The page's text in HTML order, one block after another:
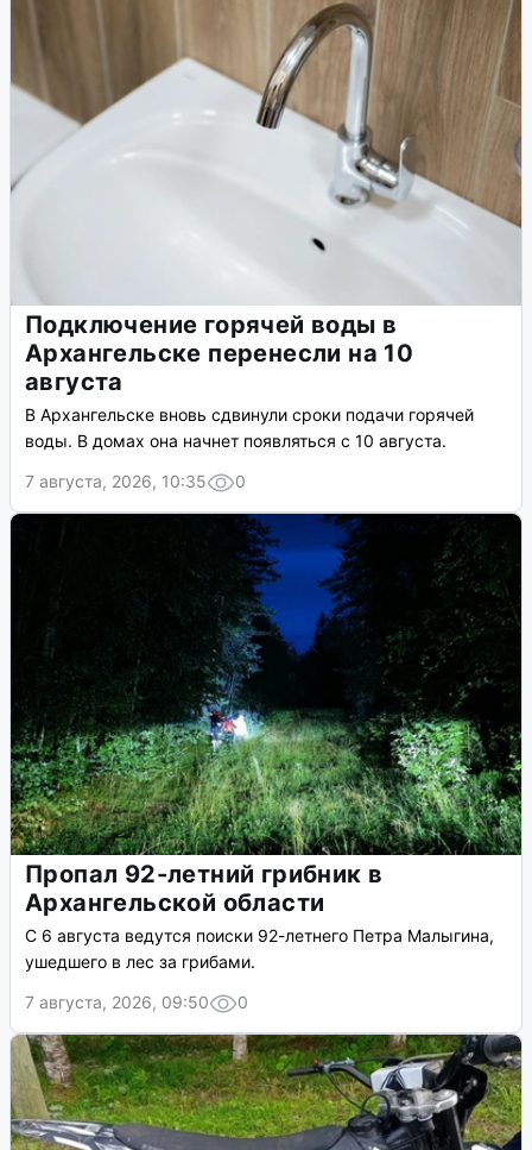
Подключение горячей воды в
Архангельске перенесли на 10
августа
В Архангельске вновь сдвинули сроки подачи горячей
воды. В домах она начнет появляться с 10 августа.
7 августа, 2026, 10:35
0
Пропал 92-летний грибник в
Архангельской области
С 6 августа ведутся поиски 92-летнего Петра Малыгина,
ушедшего в лес за грибами.
7 августа, 2026, 09:50
0